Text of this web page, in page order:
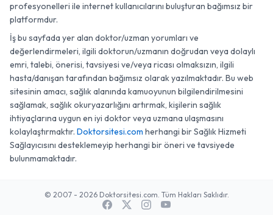
profesyonelleri ile internet kullanıcılarını buluşturan bağımsız bir
platformdur.
İş bu sayfada yer alan doktor/uzman yorumları ve
değerlendirmeleri, ilgili doktorun/uzmanın doğrudan veya dolaylı
emri, talebi, önerisi, tavsiyesi ve/veya ricası olmaksızın, ilgili
hasta/danışan tarafından bağımsız olarak yazılmaktadır. Bu web
sitesinin amacı, sağlık alanında kamuoyunun bilgilendirilmesini
sağlamak, sağlık okuryazarlığını artırmak, kişilerin sağlık
ihtiyaçlarına uygun en iyi doktor veya uzmana ulaşmasını
kolaylaştırmaktır. Doktorsitesi.com herhangi bir Sağlık Hizmeti
Sağlayıcısını desteklemeyip herhangi bir öneri ve tavsiyede
bulunmamaktadır.
© 2007 - 2026 Doktorsitesi.com. Tüm Hakları Saklıdır.